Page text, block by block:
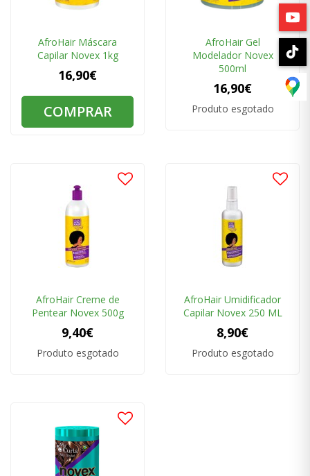
AfroHair Máscara
Capilar Novex 1kg
16,90€
COMPRAR
AfroHair Gel
Modelador Novex
500ml
16,90€
Produto esgotado
AfroHair Creme de
Pentear Novex 500g
9,40€
Produto esgotado
AfroHair Umidificador
Capilar Novex 250 ML
8,90€
Produto esgotado